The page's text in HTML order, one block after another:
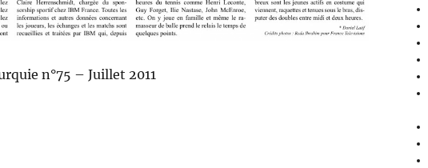
n°75 – Juillet 2011